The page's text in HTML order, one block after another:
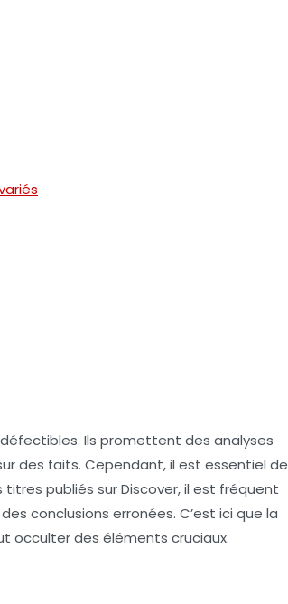
Ils promettent des analyses
des faits. Cependant, il est essentiel de
titres publiés surDiscover, il est fréquent
conclusions erronées. C’est ici que la
occulter des éléments cruciaux.